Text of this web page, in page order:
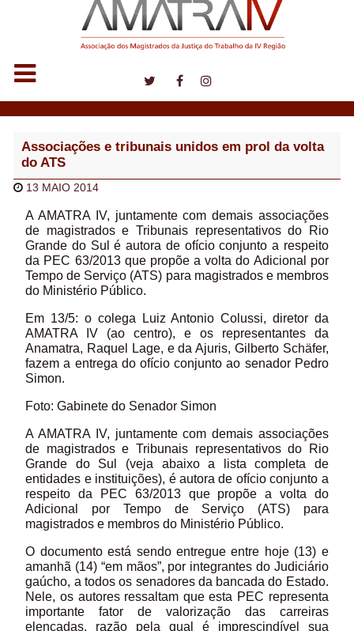
Associações e tribunais unidos em prol da volta
do ATS
13 MAIO 2014
A AMATRA IV, juntamente com demais associações
de magistrados e Tribunais representativos do Rio
Grande do Sul é autora de ofício conjunto a respeito
da PEC 63/2013 que propõe a volta do Adicional por
Tempo de Serviço (ATS) para magistrados e membros
do Ministério Público.
Em 13/5: o colega Luiz Antonio Colussi, diretor da
AMATRA IV (ao centro), e os representantes da
Anamatra, Raquel Lage, e da Ajuris, Gilberto Schäfer,
fazem a entrega do ofício conjunto ao senador Pedro
Simon.
Foto: Gabinete do Senador Simon
A AMATRA IV, juntamente com demais associações
de magistrados e Tribunais representativos do Rio
Grande do Sul (veja abaixo a lista completa de
entidades e instituições), é autora de ofício conjunto a
respeito da PEC 63/2013 que propõe a volta do
Adicional por Tempo de Serviço (ATS) para
magistrados e membros do Ministério Público.
O documento está sendo entregue entre hoje (13) e
amanhã (14) “em mãos”, por integrantes do Judiciário
gaúcho, a todos os senadores da bancada do Estado.
Nele, os autores ressaltam que esta PEC representa
importante fator de valorização das carreiras
elencadas, razão pela qual é imprescindível sua